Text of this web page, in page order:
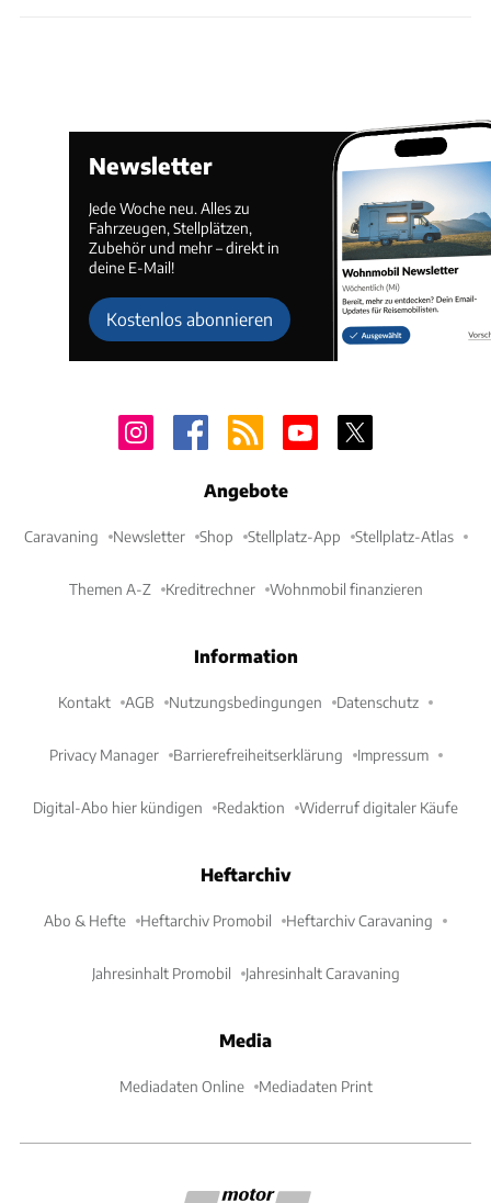
Newsletter
Jede Woche neu. Alles zu
Fahrzeugen, Stellplätzen,
Zubehör und mehr – direkt in
deine E-Mail!
Kostenlos abonnieren
Angebote
Caravaning Newsletter Shop Stellplatz-App Stellplatz-Atlas
Themen A-Z Kreditrechner Wohnmobil finanzieren
Information
Kontakt AGB Nutzungsbedingungen Datenschutz
Privacy Manager Barrierefreiheitserklärung Impressum
Digital-Abo hier kündigen Redaktion Widerruf digitaler Käufe
Heftarchiv
Abo & Hefte Heftarchiv Promobil Heftarchiv Caravaning
Jahresinhalt Promobil Jahresinhalt Caravaning
Media
Mediadaten Online Mediadaten Print